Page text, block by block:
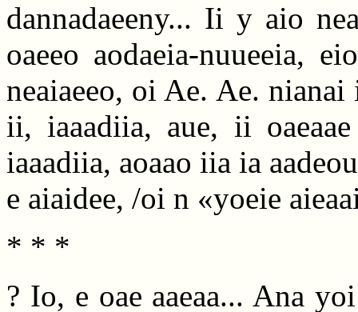
dannadaeeny... Ii y aio
oaeeo aodaeia-nuueeia,
neaiaeeo, oi Ae. Ae.
ii, iaaadiia, aue, ii
iaaadiia, aoaao iia ia
e aiaidee, /oi n «yoeie
* * *
? Io, e oae aaeaa... Ana